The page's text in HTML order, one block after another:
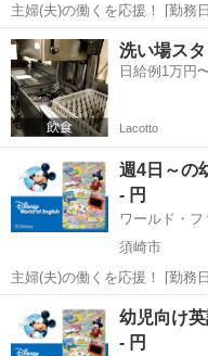
主婦(夫)の働くを応援！ [勤務日数]： 週4日~
09:00~15:00/10:00~16:00/
どから選べます [勤
高知 土佐市 営業
洗い場ス
日給例1万円
Lacotto
週4日～の
- 円
ワールド・
須崎市
主婦(夫)の働くを応援！ [勤務日数]： 週4日~
10:00~17:00/10:00~16:00/
駅]： 高知県須崎市 ※勤務エ
須崎市 営業
幼児向け
- 円